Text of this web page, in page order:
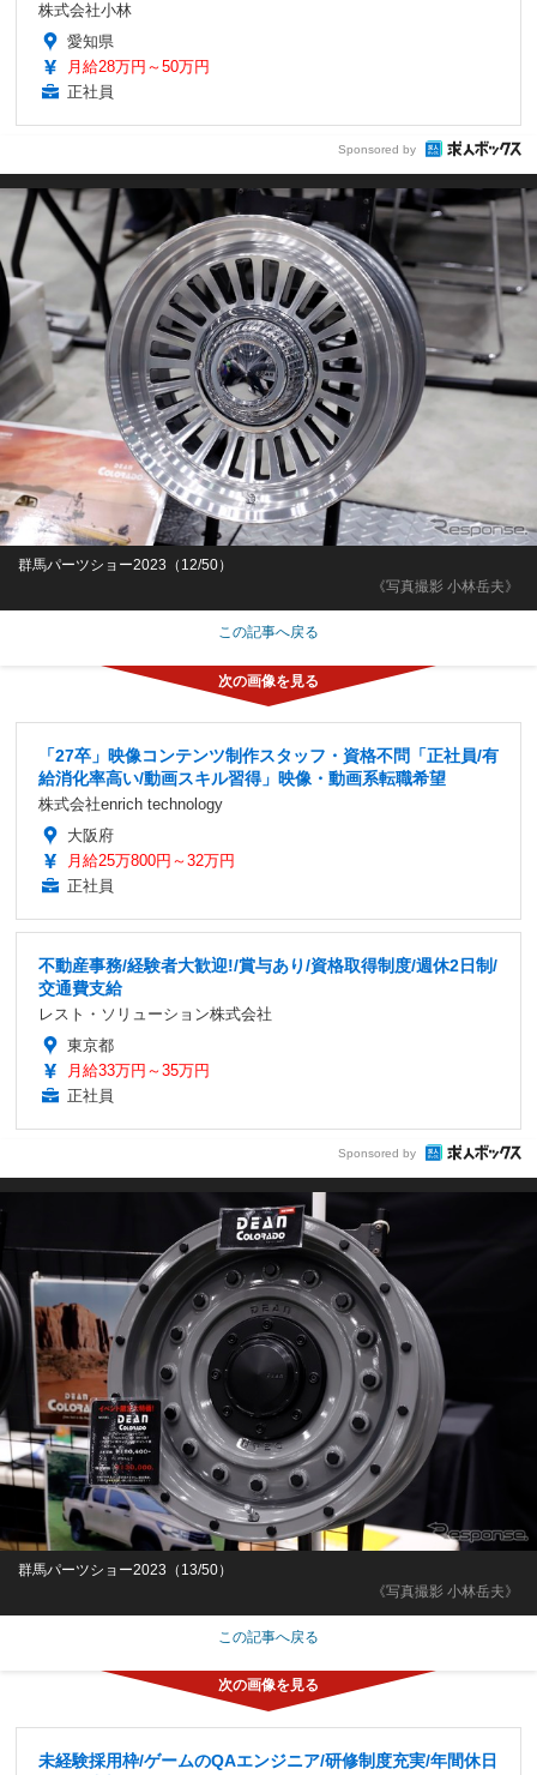
株式会社小林
愛知県
月給28万円～50万円
正社員
Sponsored by
《写真撮影 小林岳夫》
群馬パーツショー2023（12/50）
この記事へ戻る
「27卒」映像コンテンツ制作スタッフ・資格不問「正社員/有
給消化率高い/動画スキル習得」映像・動画系転職希望
株式会社enrich technology
大阪府
月給25万800円～32万円
正社員
不動産事務/経験者大歓迎!/賞与あり/資格取得制度/週休2日制/
交通費支給
レスト・ソリューション株式会社
東京都
月給33万円～35万円
正社員
Sponsored by
《写真撮影 小林岳夫》
群馬パーツショー2023（13/50）
この記事へ戻る
未経験採用枠/ゲームのQAエンジニア/研修制度充実/年間休日